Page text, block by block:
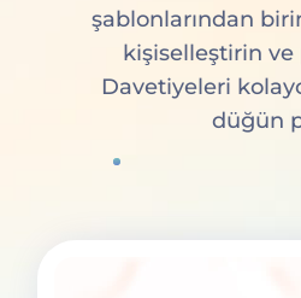
şablonlarından
kişiselleştirin ve
Davetiyeleri
düğün